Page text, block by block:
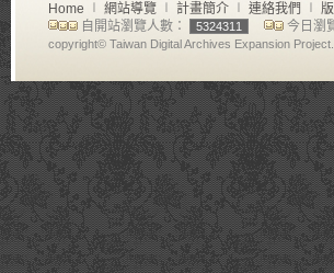
Home ∣ 網站導覽 ∣ 計畫簡介 ∣ 連絡我們 ∣
自開站瀏覽人數：
5324311 今日瀏
copyright© Taiwan Digital Archives Expansion Project.